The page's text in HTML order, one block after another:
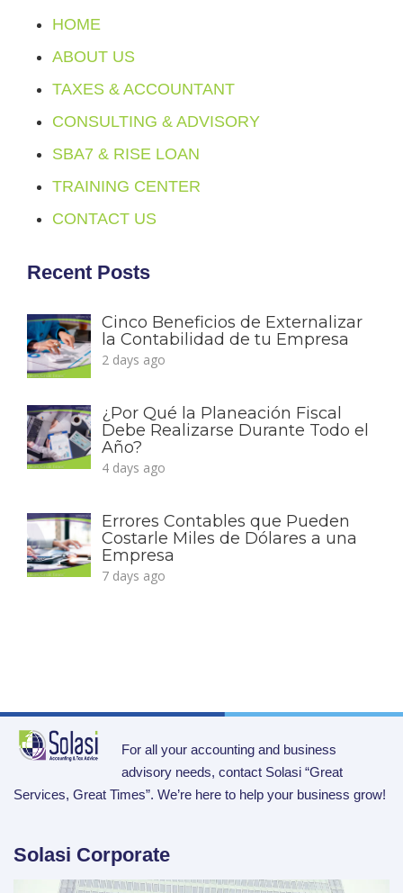
HOME
ABOUT US
TAXES & ACCOUNTANT
CONSULTING & ADVISORY
SBA7 & RISE LOAN
TRAINING CENTER
CONTACT US
Recent Posts
Cinco Beneficios de Externalizar
la Contabilidad de tu Empresa
2 days ago
¿Por Qué la Planeación Fiscal
Debe Realizarse Durante Todo el
Año?
4 days ago
Errores Contables que Pueden
Costarle Miles de Dólares a una
Empresa
7 days ago
For all your accounting and business
advisory needs, contact Solasi “Great
Services, Great Times”. We’re here to help your business grow!
Solasi Corporate